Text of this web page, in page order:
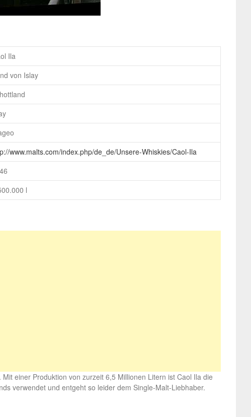
Ila
von Islay
www.malts.com/index.php/de_de/Unsere-Whiskies/Caol-Ila
l
einer Produktion von zurzeit 6,5 Millionen Litern ist Caol Ila die
verwendet und entgeht so leider dem Single-Malt-Liebhaber.